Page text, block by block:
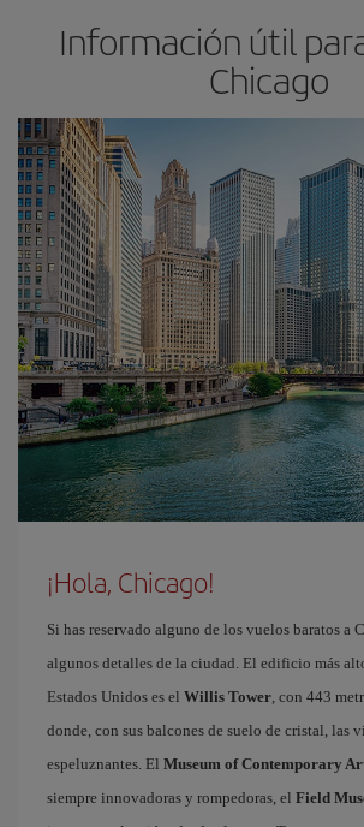
Información útil
Chicago
¡Hola, Chicago!
Si has reservado alguno de los vuelos baratos a
algunos detalles de la ciudad. El edificio más
Estados Unidos es el Willis Tower, con 443
donde, con sus balcones de suelo de cristal, las
espeluznantes. El Museum of Contemporary
siempre innovadoras y rompedoras, el Field